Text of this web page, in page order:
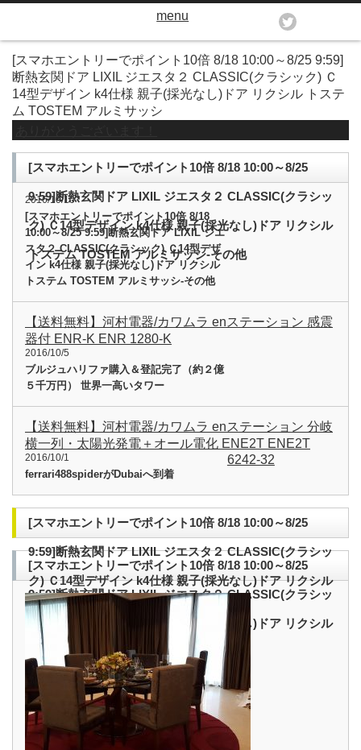
menu
[スマホエントリーでポイント10倍 8/18 10:00～8/25 9:59]
断熱玄関ドア LIXIL ジエスタ２ CLASSIC(クラシック) Ｃ
14型デザイン k4仕様 親子(採光なし)ドア リクシル トステ
ム TOSTEM アルミサッシ
[スマホエントリーでポイント10倍 8/18 10:00～8/25
9:59]断熱玄関ドア LIXIL ジエスタ２ CLASSIC(クラシッ
ク) Ｃ14型デザイン k4仕様 親子(採光なし)ドア リクシル
トステム TOSTEM アルミサッシ-その他
2016/10/10
[スマホエントリーでポイント10倍 8/18
10:00～8/25 9:59]断熱玄関ドア LIXIL ジエ
スタ２ CLASSIC(クラシック) Ｃ14型デザ
イン k4仕様 親子(採光なし)ドア リクシル
トステム TOSTEM アルミサッシ-その他
【送料無料】河村電器/カワムラ enステーション 感震
器付 ENR-K ENR 1280-K
2016/10/5
ブルジュハリファ購入＆登記完了（約２億
５千万円） 世界一高いタワー
【送料無料】河村電器/カワムラ enステーション 分岐
横一列・太陽光発電＋オール電化 ENE2T ENE2T
6242-32
2016/10/1
ferrari488spiderがDubaiへ到着
[スマホエントリーでポイント10倍 8/18 10:00～8/25
9:59]断熱玄関ドア LIXIL ジエスタ２ CLASSIC(クラシッ
ク) Ｃ14型デザイン k4仕様 親子(採光なし)ドア リクシル
トステム TOSTEM アルミサッシ-その他
[スマホエントリーでポイント10倍 8/18 10:00～8/25
9:59]断熱玄関ドア LIXIL ジエスタ２ CLASSIC(クラシッ
ク) Ｃ14型デザイン k4仕様 親子(採光なし)ドア リクシル
トステム TOSTEM アルミサッシ-その他